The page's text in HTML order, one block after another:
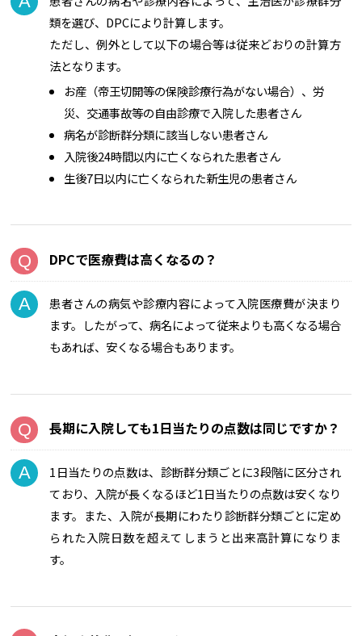
類を選び、DPCにより計算します。
ただし、例外として以下の場合等は従来どおりの計算方
法となります。
お産（帝王切開等の保険診療行為がない場合）、労
災、交通事故等の自由診療で入院した患者さん
病名が診断群分類に該当しない患者さん
入院後24時間以内に亡くなられた患者さん
生後7日以内に亡くなられた新生児の患者さん
DPCで医療費は高くなるの？
患者さんの病気や診療内容によって入院医療費が決まり
ます。したがって、病名によって従来よりも高くなる場合
もあれば、安くなる場合もあります。
長期に入院しても1日当たりの点数は同じですか？
1日当たりの点数は、診断群分類ごとに3段階に区分され
ており、入院が長くなるほど1日当たりの点数は安くなり
ます。また、入院が長期にわたり診断群分類ごとに定め
られた入院日数を超えてしまうと出来高計算になりま
す。